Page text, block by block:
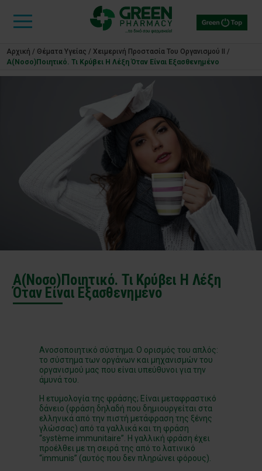
Αρχική / Θέματα Υγείας /Χειμερινή Προστασία Του Οργανισμού ΙΙ
/
Α(νοσο)ποιητικό. Τι Κρύβει Η Λέξη Όταν Είναι Εξασθενημένο
Α(νοσο)ποιητικό. Τι Κρύβει Η Λέξη
Όταν Είναι Εξασθενημένο
Ανοσοποιητικό σύστημα. Ο ορισμός του απλός:
το σύστημα των οργάνων και μηχανισμών του
οργανισμού μας που είναι υπεύθυνοι για την
άμυνά του.
Η ετυμολογία της φράσης; Είναι μεταφραστικό
δάνειο (φράση δηλαδή που δημιουργείται στα
ελληνικά από την πιστή μετάφραση της ξένης
γλώσσας) από τα γαλλικά και τη φράση
“système immunitaire”. Η γαλλική φράση έχει
προέλθει με τη σειρά της από το λατινικό
“immunis” (αυτός που δεν πληρώνει φόρους).